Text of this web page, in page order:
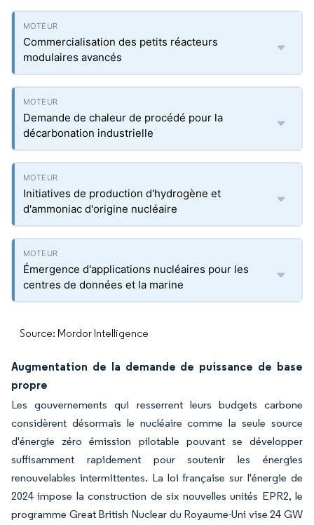
Commercialisation des petits réacteurs
modulaires avancés
Demande de chaleur de procédé pour la
décarbonation industrielle
Initiatives de production d'hydrogène et
d'ammoniac d'origine nucléaire
Émergence d'applications nucléaires pour les
centres de données et la marine
Source: Mordor Intelligence
Augmentation de la demande de puissance de base
propre
Les gouvernements qui resserrent leurs budgets carbone
considèrent désormais le nucléaire comme la seule source
d'énergie zéro émission pilotable pouvant se développer
suffisamment rapidement pour soutenir les énergies
renouvelables intermittentes. La loi française sur l'énergie de
2024 impose la construction de six nouvelles unités EPR2, le
programme Great British Nuclear du Royaume-Uni vise 24 GW